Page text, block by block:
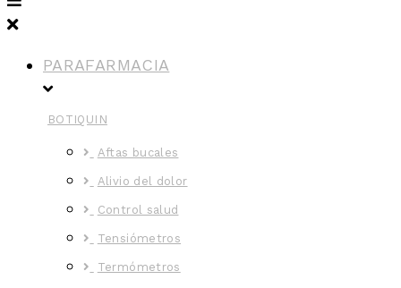
PARAFARMACIA
BOTIQUIN
Aftas bucales
Alivio del dolor
Control salud
Tensiómetros
Termómetros